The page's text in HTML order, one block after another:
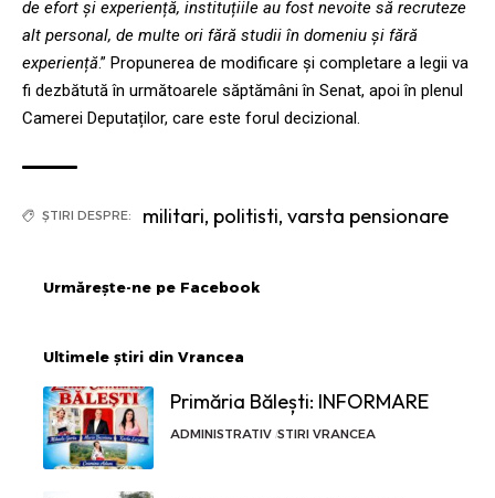
de efort și experiență, instituțiile au fost nevoite să recruteze
alt personal, de multe ori fără studii în domeniu și fără
experiență.” Propunerea de modificare și completare a legii va
fi dezbătută în următoarele săptămâni în Senat, apoi în plenul
Camerei Deputaților, care este forul decizional.
ȘTIRI DESPRE: militari, politisti, varsta pensionare
Urmărește-ne pe Facebook
Ultimele știri din Vrancea
Primăria Bălești: INFORMARE
ADMINISTRATIV STIRI VRANCEA